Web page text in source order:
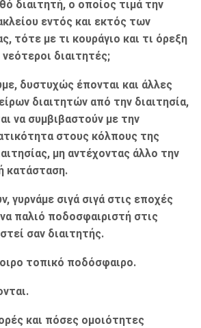
διαιτητή, ο οποίος τιμά την
εντός και εκτός των
τότε με τι κουράγιο και τι όρεξη
διαιτητές;
δυστυχώς έπονται και άλλες
διαιτητών από την διαιτησία,
να συμβιβαστούν με την
στους κόλπους της
μη αντέχοντας άλλο την
κατάσταση.
γυρνάμε σιγά σιγά στις εποχές
παλιό ποδοσφαιριστή στις
σαν διαιτητής.
τοπικό ποδόσφαιρο.
και πόσες ομοιότητες